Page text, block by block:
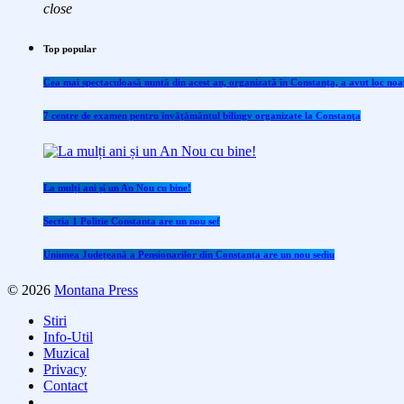
close
Top popular
Cea mai spectaculoasă nuntă din acest an, organizată în Constanța, a avut loc
7 centre de examen pentru învăţământul bilingv organizate la Constanţa
La mulți ani și un An Nou cu bine!
Sectia 1 Politie Constanta are un nou sef
Uniunea Județeană a Pensionarilor din Constanța are un nou sediu
© 2026 Montana Press
Stiri
Info-Util
Muzical
Privacy
Contact